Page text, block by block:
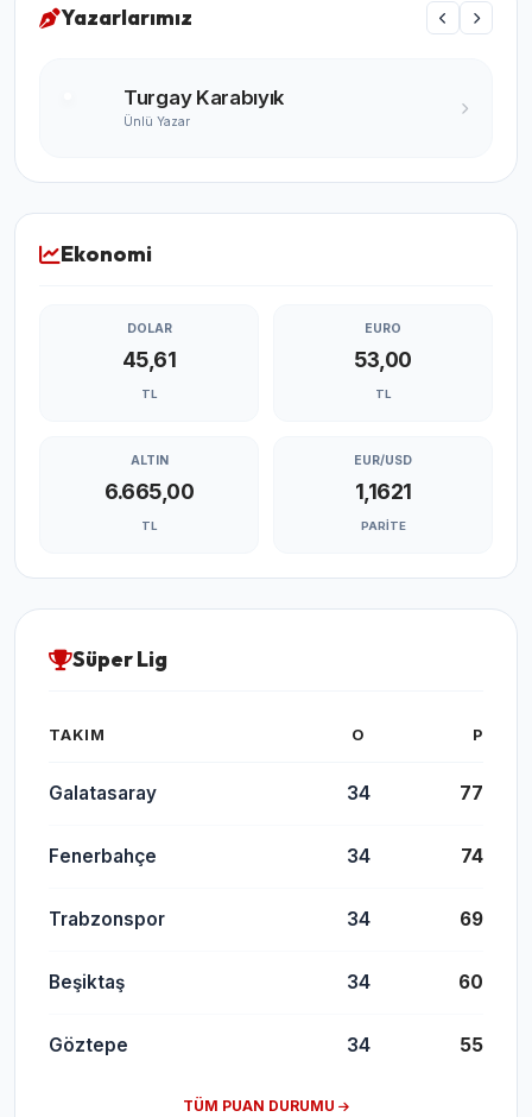
Yazarlarımız
Turgay Karabıyık
Ünlü Yazar
Ekonomi
DOLAR
45,61
TL
EURO
53,00
TL
ALTIN
6.665,00
TL
EUR/USD
1,1621
PARITE
Süper Lig
TAKIM O P
Galatasaray 34 77
Fenerbahçe 34 74
Trabzonspor 34 69
Beşiktaş 34 60
Göztepe 34 55
TÜM PUAN DURUMU